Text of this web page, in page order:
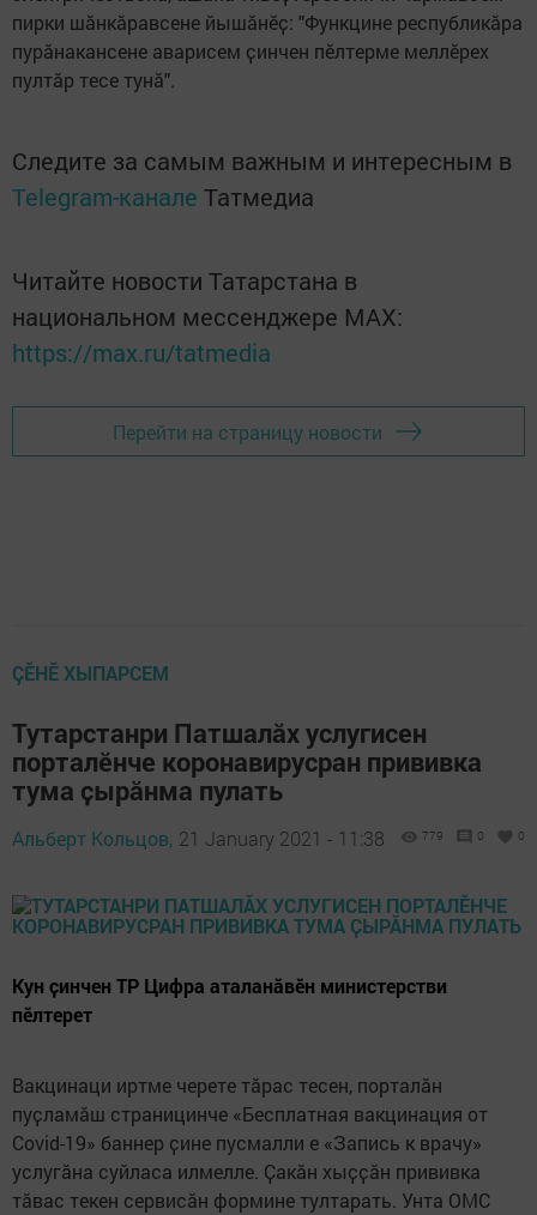
пирки шӑнкӑравсене йышӑнӗҫ: "Функцине республикӑра
пурӑнакансене аварисем ҫинчен пӗлтерме меллӗрех
пултӑр тесе тунӑ".
Следите за самым важным и интересным в
Telegram-канале Татмедиа
Читайте новости Татарстана в
национальном мессенджере MАХ:
https://max.ru/tatmedia
Перейти на страницу новости
ÇӖНӖ ХЫПАРСЕМ
Тутарстанри Патшалӑх услугисен
порталӗнче коронавирусран прививка
тума ҫырӑнма пулать
Альберт Кольцов, 21 January 2021 - 11:38 779 0 0
Кун ҫинчен ТР Цифра аталанӑвӗн министерстви
пӗлтерет
Вакцинаци иртме черете тӑрас тесен, порталӑн
пуҫламӑш страницинче «Бесплатная вакцинация от
Covid-19» баннер ҫине пусмалли е «Запись к врачу»
услугӑна суйласа илмелле. Ҫакӑн хыҫҫӑн прививка
тӑвас текен сервисӑн формине тултарать. Унта ОМС